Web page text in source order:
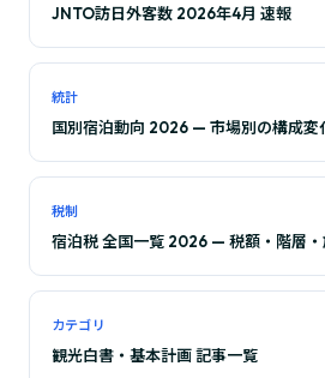
JNTO訪日外客数 2026年4月 速報
統計
国別宿泊動向 2026 — 市場別の構成変
税制
宿泊税 全国一覧 2026 — 税額・階層・
カテゴリ
観光白書・基本計画 記事一覧